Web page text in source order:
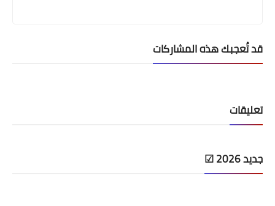
قد تُعجبك هذه المشاركات
تعليقات
جديد 2026 ☑